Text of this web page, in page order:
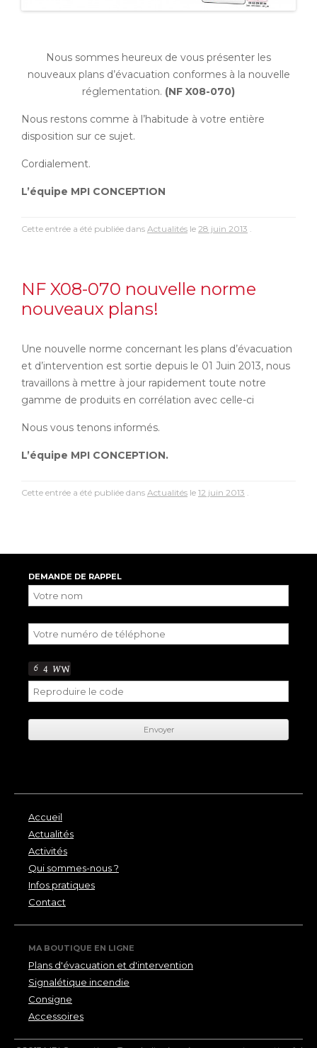
Nous sommes heureux de vous présenter les
nouveaux plans d’évacuation conformes à la nouvelle
réglementation. (NF X08-070)
Nous restons comme à l’habitude à votre entière
disposition sur ce sujet.
Cordialement.
L’équipe MPI CONCEPTION
Cette entrée a été publiée dans Actualités le 28 juin 2013 .
NF X08-070 nouvelle norme
nouveaux plans!
Une nouvelle norme concernant les plans d’évacuation
et d’intervention est sortie depuis le 01 Juin 2013, nous
travaillons à mettre à jour rapidement toute notre
gamme de produits en corrélation avec celle-ci
Nous vous tenons informés.
L’équipe MPI CONCEPTION.
Cette entrée a été publiée dans Actualités le 12 juin 2013 .
DEMANDE DE RAPPEL
Accueil
Actualités
Activités
Qui sommes-nous ?
Infos pratiques
Contact
MA BOUTIQUE EN LIGNE
Plans d'évacuation et d'intervention
Signalétique incendie
Consigne
Accessoires